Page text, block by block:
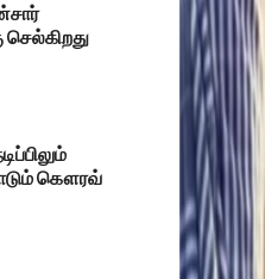
செல்கிறது
கௌரவ்